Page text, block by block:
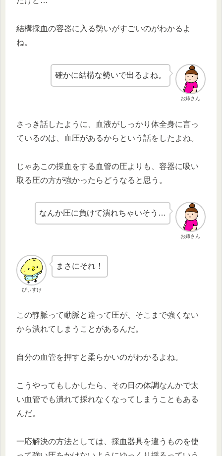
結構採血の容器に入る勢いがすごいのがわかるよ
ね。
お姉さん
確かに結構な勢いで出るよね。
さっき話したように、血液がしっかり体全身に言っ
ているのは、血圧があるからという話をしたよね。
じゃあこの採血をする血管の圧よりも、容器に吸い
取る圧の方が強かったらどうなると思う。
お姉さん
なんか圧に負けて潰れちゃいそう…
ぴぃすけ
まさにそれ！
この静脈って動脈と違って圧が、そこまで強くない
から潰れてしまうことがあるんだ。
自分の血管を押すと柔らかいのがわかるよね。
こうやってもしかしたら、その日の体調なんかで太
い血管でも潰れて採れなくなってしまうこともある
んだ。
一応解決の方法としては、採血器具を違うものを使